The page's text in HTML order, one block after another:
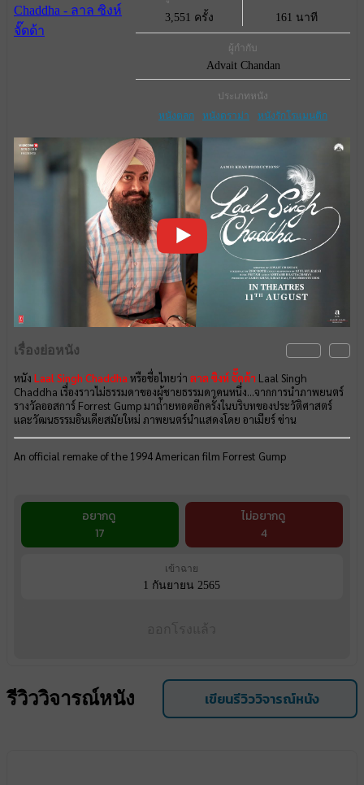
3,551 ครั้ง 161 นาที
ผู้กำกับ
Advait Chandan
ประเภทหนัง
หนังตลก
หนังดราม่า หนังรักโรแมนติก
เรื่องย่อหนัง
หนัง Laal Singh Chaddhaหรือชื่อไทยว่า ลาล ซิงห์ จั๊ดด้า Laal Singh
Chaddha เรื่องราวไม่ธรรมดาของผู้ชายธรรมดาคนหนึ่ง...จากการนำภาพยนตร์
รางวัลออสการ์ Forrest Gump มาถ่ายทอดอีกครั้งในบริบทของประวัติศาสตร์
และวัฒนธรรมอินเดียสมัยใหม่ ภาพยนตร์นำแสดงโดย อาเมียร์ ข่าน
An official remake of the 1994 American film Forrest Gump
อยากดู
17
ไม่อยากดู
4
เข้าฉาย
1 กันยายน 2565
รีวิววิจารณ์หนัง เขียนรีวิววิจารณ์หนัง